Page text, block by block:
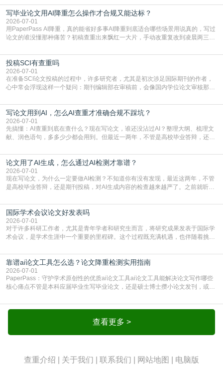
广阔学术天地的大门，连接着个体研究与社会网络。本篇AEIC学术交流中心小编
就为大家介绍“学术会议投稿意义”。一、加速研究成果的传播与反馈学术会议通
常具有周期短、时效性强的特点。相比期刊漫长的
写毕业论文用AI降重怎么操作才合规又能达标？
2026-07-01
用PaperPass AI降重，真的能省好多事AI降重到底适合哪些场景用说真的，写过
论文的谁没懂那种痛苦？初稿查重出来飘红一大片，手动改重复改到凌晨两三
到秃头。这时候靠谱的AI降重真的就是救命稻草，选对工具，半天就能搞定你两
三天都做不完的事。不是所有人都需要用AI降重，但如果你符合下面这些场景，
真的可以试试：初稿写完重复率远超要
投稿SCI有查重吗
2026-07-01
在准备SCI论文投稿的过程中，许多研究者，尤其是初次涉足国际期刊的作者，
心中常会浮现这样一个疑问：期刊编辑部在审稿前，会像国内学位论文审核那
论文的初审通过率。实际上，SCI期刊对重复内容的审查是严谨投稿流程中不可
或缺的一环。本篇AEIC学术交流中心小编就为大家介绍“投稿SCI有查重吗”。
一、查重是标准流程答案是明确的：绝大多数S
写论文用到AI，怎么AI查重才准确合规不踩坑？
2026-07-01
先搞懂：AI查重到底在查什么？现在写论文，谁还没沾过AI？整理大纲、梳理文
献、润色语句，多多少少都会用到。但最近一两年，不管是高校毕业答辩，还是
须加做AI查重。很多人分不清，AI查重和普通查重到底有啥区别？这里说透：普
通查重查的是你的文字和已公开文献的重复比例，防的是抄袭；AI查重查的是你
的内容里，有多少是AI生成的，防的是过
论文用了AI生成，怎么通过AI检测才靠谱？
2026-07-01
现在写论文，为什么一定要做AI检测？不知道你有没有发现，最近这两年，不管
是高校毕业答辩，还是期刊投稿，对AI生成内容的检查越来越严了。之前就听身
要求修改，还差点被判定学术不规范，真的太冤了。现在国内多数高校和核心期
刊，都已经明确出台了相关规定：如果使用AI生成内容辅助写作，必须明确标
注，未标注的AI生成内容会被认定为不符合学
国际学术会议论文好发表吗
2026-07-01
对于许多科研工作者，尤其是青年学者和研究生而言，将研究成果发表于国际学
术会议，是学术生涯中一个重要的里程碑。这个过程既充满机遇，也伴随着挑
疑问：国际学术会议论文到底好不好发表？其价值和难度究竟如何衡量。本篇
AEIC学术交流中心小编就为大家介绍“国际学术会议论文好发表吗”。一、会议论
文发表的相对优势与期刊论文相比，国际会议论文的发
靠谱ai论文工具怎么选？论文降重检测实用指南
2026-07-01
PaperPass：守护学术原创性的优质ai论文工具ai论文工具能解决论文写作哪些
核心痛点不管是本科应届毕业生写毕业论文，还是硕士博士攒小论文发刊，或是
自己逐句读逐句改，熬好几个大夜不说，还经常改不到点上，交上去才发现重复
率超标，再返工太折腾。现在有了成熟的ai论文工具，这些痛点基本都能高效解
决。靠谱的ai论文工具，不止能帮你梳查看更多 >
查重介绍 关于我们 联系我们 网站地图 电脑版